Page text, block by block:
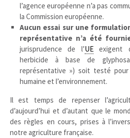
l’agence européenne n’a pas
la Commission européenne.
Aucun essai sur une
représentative n’a été
jurisprudence de l’UEexigent
herbicide à base de
représentative ») soit testé
humaine et l’environnement.
Il est temps de repenser
d’aujourd’hui et d’autant que le
des règles en cours, prises à
notre agriculture française.